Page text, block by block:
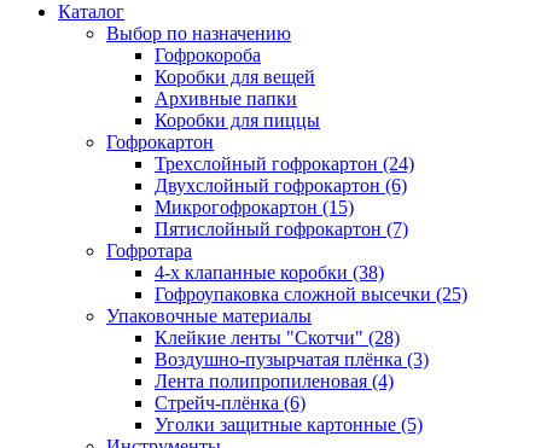
Каталог
Выбор по назначению
Гофрокороба
Коробки для вещей
Архивные папки
Коробки для пиццы
Гофрокартон
Трехслойный гофрокартон (24)
Двухслойный гофрокартон (6)
Микрогофрокартон (15)
Пятислойный гофрокартон (7)
Гофротара
4-х клапанные коробки (38)
Гофроупаковка сложной высечки (25)
Упаковочные материалы
Клейкие ленты "Скотчи" (28)
Воздушно-пузырчатая плёнка (3)
Лента полипропиленовая (4)
Стрейч-плёнка (6)
Уголки защитные картонные (5)